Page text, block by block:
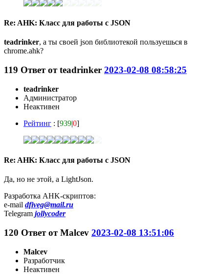
Re: AHK: Класс для работы с JSON
teadrinker, а ты своей json библиотекой пользуешься в
chrome.ahk?
119 Ответ отteadrinker 2023-02-08 08:58:25
teadrinker
Администратор
Неактивен
Рейтинг : [939|0]
Re: AHK: Класс для работы с JSON
Да, но не этой, а LightJson.
Разработка AHK-скриптов:
e-mail dfiveg@mail.ru
Telegram jollycoder
120 Ответ отMalcev 2023-02-08 13:51:06
Malcev
Разработчик
Неактивен